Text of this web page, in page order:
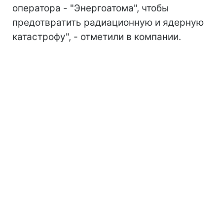
оператора - "Энергоатома", чтобы
предотвратить радиационную и ядерную
катастрофу", - отметили в компании.